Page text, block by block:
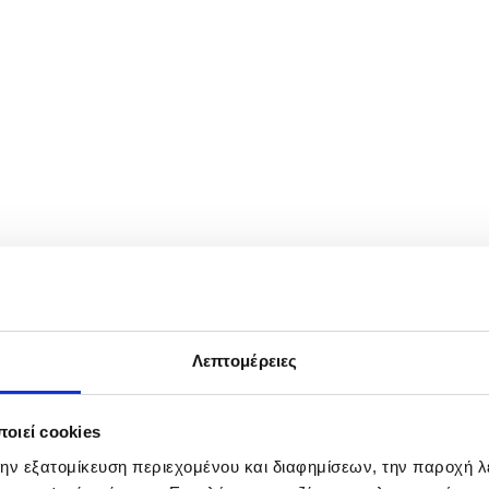
Λεπτομέρειες
cookies
εξατομίκευση περιεχομένου και διαφημίσεων, την παροχή